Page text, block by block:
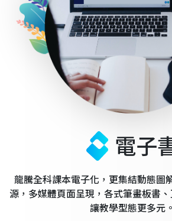
電子
龍騰全科課本電子化，更集結動態圖
源，多媒體頁面呈現，各式筆畫板書
讓教學型態更多元。